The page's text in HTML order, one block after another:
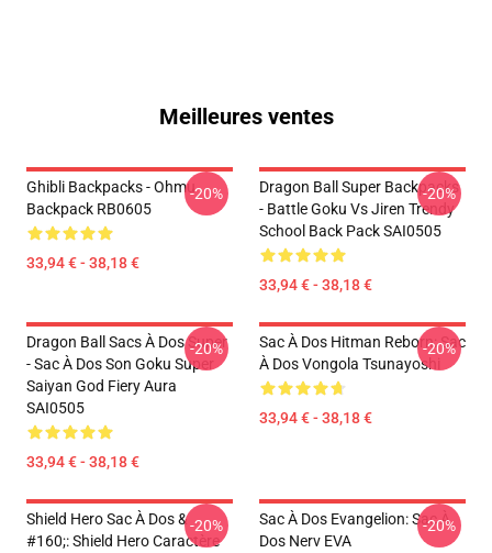
Meilleures ventes
Ghibli Backpacks - Ohmu
Backpack RB0605
33,94 € - 38,18 €
-20%
Dragon Ball Super Backpacks
- Battle Goku Vs Jiren Trendy
School Back Pack SAI0505
33,94 € - 38,18 €
-20%
Dragon Ball Sacs À Dos Super
- Sac À Dos Son Goku Super
Saiyan God Fiery Aura
SAI0505
33,94 € - 38,18 €
-20%
Sac À Dos Hitman Reborn: Sac
À Dos Vongola Tsunayoshi
33,94 € - 38,18 €
-20%
Shield Hero Sac À Dos &
#160;: Shield Hero Caractère
-20%
Sac À Dos Evangelion: Sac À
Dos Nerv EVA
-20%